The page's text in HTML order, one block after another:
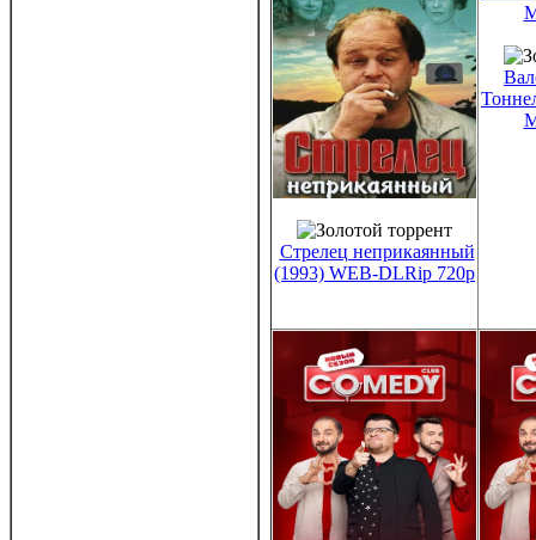
Стрелец неприкаянный
(1993) WEB-DLRip 720p